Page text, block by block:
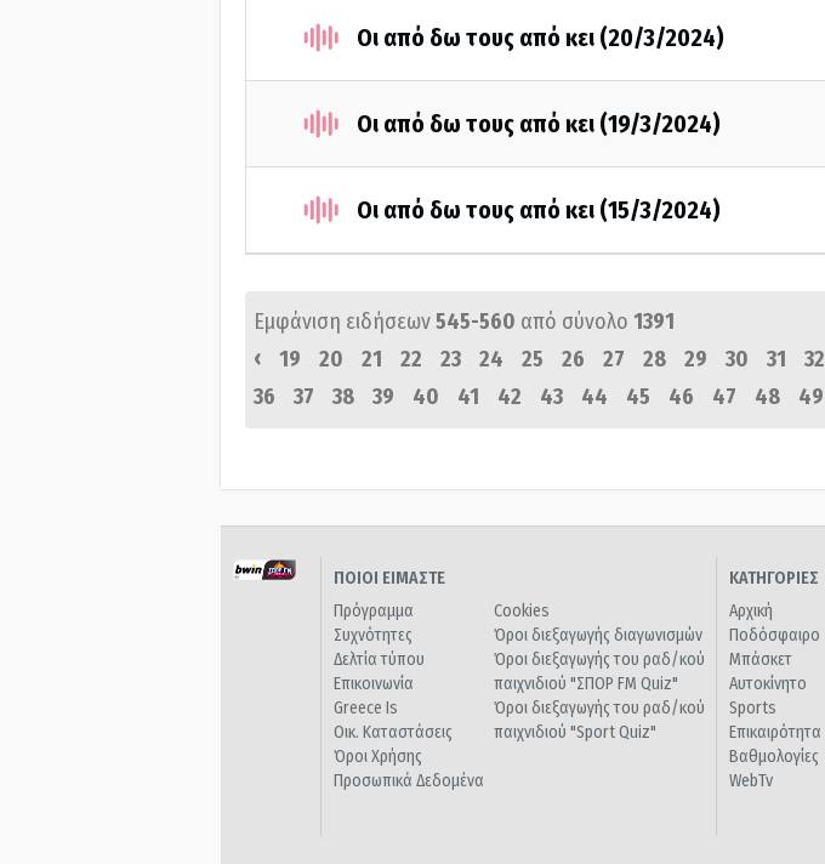
Οι από δω τους από κει (20/3/2024)
Οι από δω τους από κει (19/3/2024)
Οι από δω τους από κει (15/3/2024)
Εμφάνιση ειδήσεων545-560 από σύνολο 1391
‹
19 20 21 22 23 24 25 26 27 28 29 30 31 32
36
37 38 39 40 41 42 43 44 45 46 47 48 49
ΠΟΙΟΙ ΕΙΜΑΣΤΕ
Πρόγραμμα
Συχνότητες
Δελτία τύπου
Επικοινωνία
Greece Is
Οικ. Καταστάσεις
Όροι Χρήσης
Προσωπικά Δεδομένα
Cookies
Όροι διεξαγωγής διαγωνισμών
Όροι διεξαγωγής του ραδ/κού
παιχνιδιού "ΣΠΟΡ FM Quiz"
Όροι διεξαγωγής του ραδ/κού
παιχνιδιού "Sport Quiz"
ΚΑΤΗΓΟΡΙΕΣ
Αρχική
Ποδόσφαιρο
Μπάσκετ
Αυτοκίνητο
Sports
Επικαιρότητα
Βαθμολογίες
WebTv